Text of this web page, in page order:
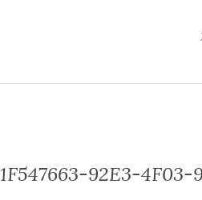
1F547663-92E3-4F03-